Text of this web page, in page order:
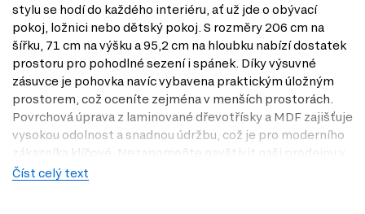
stylu se hodí do každého interiéru, ať už jde o obývací
pokoj, ložnici nebo dětský pokoj. S rozměry 206 cm na
šířku, 71 cm na výšku a 95,2 cm na hloubku nabízí dostatek
prostoru pro pohodlné sezení i spánek. Díky výsuvné
zásuvce je pohovka navíc vybavena praktickým úložným
prostorem, což oceníte zejména v menších prostorách.
Povrchová úprava z laminované dřevotřísky a MDF zajišťuje
vysokou odolnost a snadnou údržbu, což je pro moderního
zákazníka klíčové. Nezapomeňte navštívit naši prodejnu v
Praze, kde si můžete pohovku prohlédnout na vlastní oči.
Číst celý text